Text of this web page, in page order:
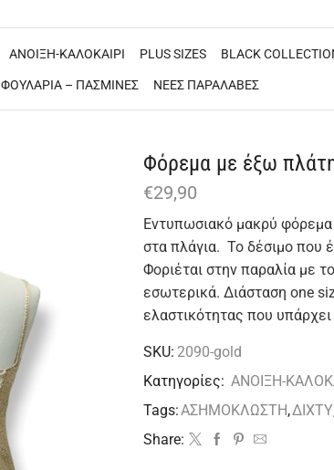
ΑΝΟΙΞΗ-ΚΑΛΟΚΑΙΡΙ PLUS SIZES BLACK
ΦΟΥΛΑΡΙΑ – ΠΑΣΜΙΝΕΣ ΝΕΕΣ ΠΑΡΑΛΑΒΕΣ
Φόρεμα με έξω
€29,90
Εντυπωσιακό μακρύ
στα πλάγια. Το δέσιμο που
Φοριέται στην παραλία με
εσωτερικά. Διάσταση one
ελαστικότητας που
SKU: 2090-gold
Κατηγορίες: ΑΝΟΙΞΗ-
Tags:ΑΣΗΜΟΚΛΩΣΤΗ,ΔΙΧΤΥ
Share: